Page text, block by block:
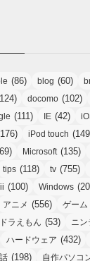
(86) blog (60)
docomo (102)
(111) IE (42)
iPod touch
Microsoft(135)
tips (118) tv (755)
(100) Windows
アニメ (556) ゲーム
ドラえもん (53) ニ
ハードウェア (432)
(198) 自作パソコ